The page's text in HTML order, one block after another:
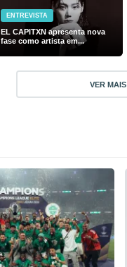
ENTREVISTA
EL CAPITXN apresenta nova
fase como artista em...
VER